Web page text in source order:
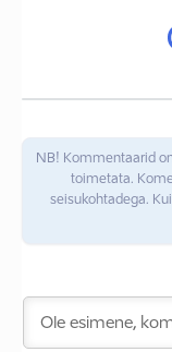
NB! Kommentaarid
toimetata.
seisukohtadega.